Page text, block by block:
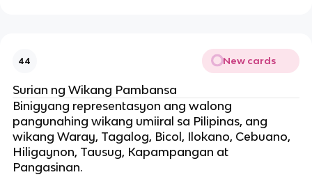
44 New cards
Surian ng Wikang Pambansa
Binigyang representasyon ang walong
pangunahing wikang umiiral sa Pilipinas, ang
wikang Waray, Tagalog, Bicol, Ilokano, Cebuano,
Hiligaynon, Tausug, Kapampangan at
Pangasinan.